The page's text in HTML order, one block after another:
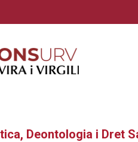
Deontologia i Dret